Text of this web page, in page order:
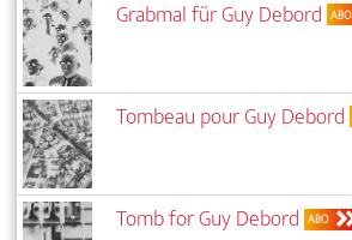
Grabmal für Guy Debord ABO
Tombeau pour Guy Debord
Tomb for Guy Debord ABO